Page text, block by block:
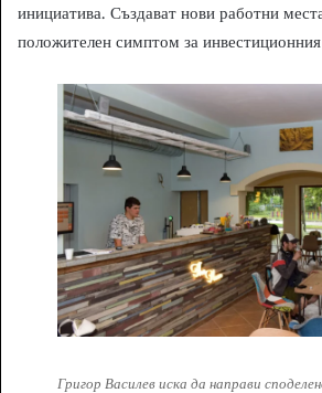
инициатива. Създават нови работни
положителен симптом за
Григор Василев иска да направи